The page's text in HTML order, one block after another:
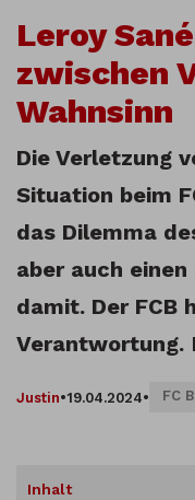
Leroy
zwischen
Wahnsinn
Die Verletzung
Situation beim
das Dilemma
aber auch
damit. Der FCB
Verantwortung.
Justin•19.04.2024• FC
Inhalt